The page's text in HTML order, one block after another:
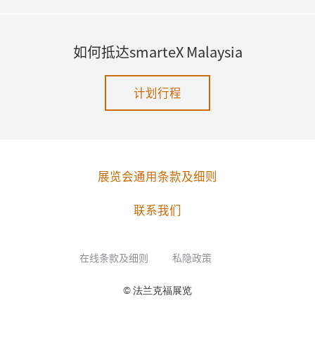
如何抵达smarteX Malaysia
计划行程
展览会通用条款及细则
联系我们
在线条款及细则 私隐政策
© 法兰克福展览